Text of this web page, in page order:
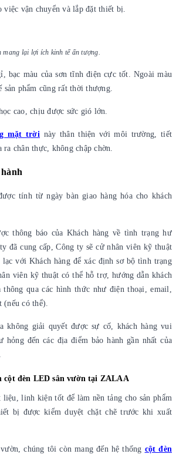
vận chuyển và lắp đặt thiết bị.
mang lại lợi ích kinh tế ấn tượng.
bạc màu của sơn tĩnh điện cực tốt. Ngoài màu
sản phẩm cũng rất thời thượng.
cao, chịu được sức gió lớn.
mặt trời này thân thiện với môi trường, tiết
chân thực, không chập chờn.
tính từ ngày bàn giao hàng hóa cho khách
thông báo của Khách hàng về tình trạng hư
đã cung cấp, Công ty sẽ cử nhân viên kỹ thuật
lạc với Khách hàng để xác định sơ bộ tình trạng
viên kỹ thuật có thể hỗ trợ, hướng dẫn khách
qua các hình thức như điện thoại, email,
có thể).
giải quyết được sự cố, khách hàng vui
hỏng đến các địa điểm bảo hành gần nhất của
cột đèn LED sân vườn tại ZALAA
linh kiện tốt để làm nền tảng cho sản phẩm
bị được kiểm duyệt chặt chẽ trước khi xuất
chúng tôi còn mang đến hệ thống cột đèn